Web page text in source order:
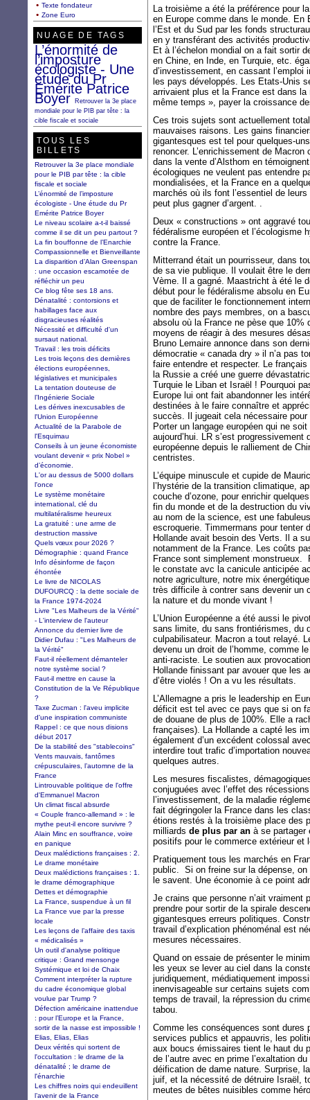
La troisième a été la préférence pour
en Europe comme dans le monde. En
l’Est et du Sud par les fonds
en y transférant des activités
Et à l’échelon mondial on a fait sortir
en Chine, en Inde, en Turquie, etc.
d’investissement, en cassant
les pays développés. Les Etats-Unis
arrivaient plus et la France est dans
même temps », payer la croissance
Ces trois sujets sont actuellement
mauvaises raisons. Les gains
gigantesques est tel pour quelques-
renoncer. L’enrichissement de
dans la vente d’Alsthom en
écologiques ne veulent pas entendre
mondialisées, et la France en a
marchés où ils font l’essentiel de
peut plus gagner d’argent. .
Deux « constructions » ont aggravé
fédéralisme européen et l’écologisme
contre la France.
Mitterrand était un pourrisseur, dans
de sa vie publique. Il voulait être le
Vème. Il a gagné. Maastricht à été le
début pour le fédéralisme absolu en
que de faciliter le fonctionnement
nombre des pays membres, on a
absolu où la France ne pèse que 10%
moyens de réagir à des mesures
Bruno Lemaire annonce dans son
démocratie « canada dry » il n’a pas
faire entendre et respecter. Le
la Russie a créé une guerre
Turquie le Liban et Israël ! Pourquoi
Europe lui ont fait abandonner les
destinées à le faire connaître et
succès. Il jugeait cela nécessaire pour
Porter un langage européen qui ne
aujourd’hui. LR s’est progressivement
européenne depuis le ralliement de
centristes.
L’équipe minuscule et cupide de
l’hystérie de la transition climatique,
couche d’ozone, pour enrichir
fin du monde et de la destruction du
au nom de la science, est une
escroquerie. Timmermans pour tenter
Hollande avait besoin des Verts. Il a
notamment de la France. Les coûts
France sont simplement monstrueux.
le constate avc la canicule anticipée
notre agriculture, notre mix
très difficile à contrer sans devenir un
la nature et du monde vivant !
L’Union Européenne a été aussi le
sans limite, du sans frontiérismes, du
culpabilisateur. Macron a tout relayé.
devenu un droit de l’homme, comme
anti-raciste. Le soutien aux
Hollande finissant par avouer que les
d’être violés ! On a vu les résultats.
L’Allemagne a pris le leadership en
déficit est tel avec ce pays que si on
de douane de plus de 100%. Elle a
françaises). La Hollande a capté les
également d’un excédent colossal
interdire tout trafic d’importation
quelques autres.
Les mesures fiscalistes,
conjuguées avec l’effet des
l’investissement, de la maladie
fait dégringoler la France dans les
étions restés à la troisième place des
milliards de plus par an à se partager
positifs pour le commerce extérieur et
Pratiquement tous les marchés en
public. Si on freine sur la dépense,
le savent. Une économie à ce point
Je crains que personne n’ait vraiment
prendre pour sortir de la spirale
gigantesques erreurs politiques.
travail d’explication phénoménal est
mesures nécessaires.
Quand on essaie de présenter le
les yeux se lever au ciel dans la
juridiquement, médiatiquement
inenvisageable sur certains sujets
temps de travail, la répression du
tabou.
Comme les conséquences sont dures
services publics et appauvris, les
aux boucs émissaires tient le haut du
de l’autre avec en prime l’exaltation
déification de dame nature. Surprise,
juif, et la nécessité de détruire Israël,
meutes de bêtes nuisibles comme
Texte fondateur
Zone Euro
NUAGE DE TAGS
L’énormité de
l’imposture
écologiste - Une
étude du Pr
Emérite Patrice
BoyerRetrouver la 3e place
mondiale pour le PIB par tête : la
cible fiscale et sociale
TOUS LES
BILLETS
Retrouver la 3e place mondiale
pour le PIB par tête : la cible
fiscale et sociale
L’énormité de l’imposture
écologiste - Une étude du Pr
Emérite Patrice Boyer
Le niveau scolaire a-t-il baissé
comme il se dit un peu partout ?
La fin bouffonne de l’Enarchie
Compassionnelle et Bienveillante
La disparition d’Alan Greenspan
: une occasion escamotée de
réfléchir un peu
Ce blog fête ses 18 ans.
Dénatalité : contorsions et
habillages face aux
disgracieuses réalités
Nécessité et difficulté d'un
sursaut national.
Travail : les trois déficits
Les trois leçons des dernières
élections européennes,
législatives et municipales
La tentation douteuse de
l’Ingénierie Sociale
Les dérives inexcusables de
l'Union Européenne
Actualité de la Parabole de
l'Esquimau
Conseils à un jeune économiste
voulant devenir « prix Nobel »
d’économie.
L'or au dessus de 5000 dollars
l'once
Le système monétaire
international, clé du
multilatéralisme heureux
La gratuité : une arme de
destruction massive
Quels vœux pour 2026 ?
Démographie : quand France
Info désinforme de façon
éhontée
Le livre de NICOLAS
DUFOURCQ : la dette sociale de
la France 1974-2024
Livre "Les Malheurs de la Vérité"
- L'interview de l'auteur
Annonce du dernier livre de
Didier Dufau : "Les Malheurs de
la Vérité"
Faut-il réellement démanteler
notre système social ?
Faut-il mettre en cause la
Constitution de la Ve République
?
Taxe Zucman : l'aveu implicite
d'une inspiration communiste
Rappel : ce que nous disions
début 2017
De la stabilité des "stablecoins"
Vents mauvais, fantômes
crépusculaires, l’automne de la
France
Lintrouvable politique de l'offre
d'Emmanuel Macron
Un climat fiscal absurde
« Couple franco-allemand » : le
mythe peut-il encore survivre ?
Alain Minc en souffrance, voire
en panique
Deux malédictions françaises : 2.
Le drame monétaire
Deux malédictions françaises : 1.
le drame démographique
Dettes et démographie
La France, suspendue à un fil
La France vue par la presse
locale
Les leçons de l’affaire des taxis
« médicalisés »
Un outil d'analyse politique
critique : Grand mensonge
Systémique et loi de Chaix
Comment interpréter la rupture
du cadre économique global
voulue par Trump ?
Défection américaine inattendue
: pour l’Europe et la France,
sortir de la nasse est impossible !
Elias, Elias, Elias
Deux vérités qui sortent de
l'occultation : le drame de la
dénatalité ; le drame de
l'énarchie
Les chiffres noirs qui endeuillent
l’avenir de la France